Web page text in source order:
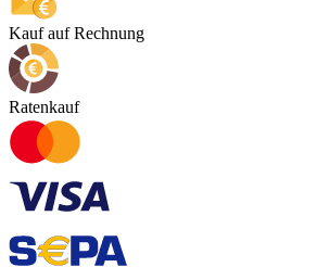
Kauf auf Rechnung
Ratenkauf